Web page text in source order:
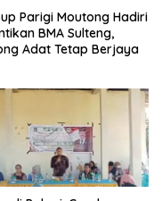
Parigi Moutong Hadiri
BMA Sulteng,
Adat Tetap Berjaya